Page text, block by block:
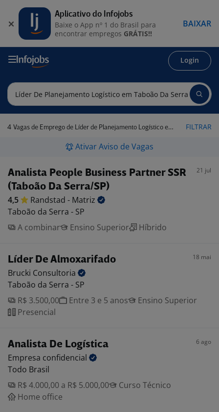
Login
4 Vagas de Emprego de Líder de Planejamento Logístico em Taboão da Serra - SP FILTRAR
Ativar Aviso de Vagas
Analista People Business Partner SSR
(Taboão Da Serra/SP)
21 jul
4,5 Randstad - Matriz
Taboão da Serra - SP
A combinar
Ensino Superior Híbrido
Líder De Almoxarifado 18 mai
Brucki Consultoria
Taboão da Serra - SP
R$ 3.500,00
Entre 3 e 5 anos
Ensino Superior
Presencial
Analista De Logística 6 ago
Empresa confidencial
Todo Brasil
R$ 4.000,00 a R$ 5.000,00
Curso Técnico
Home office
Aplicativo do Infojobs
Baixe o App nº 1 do Brasil para
encontrar empregos GRÁTIS!!
BAIXAR